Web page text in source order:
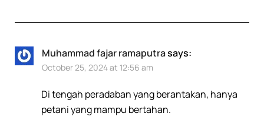
Muhammad fajar ramaputrasays:
October 25, 2024 at 12:56 am
Di tengah peradaban yang berantakan, hanya
petani yang mampu bertahan.